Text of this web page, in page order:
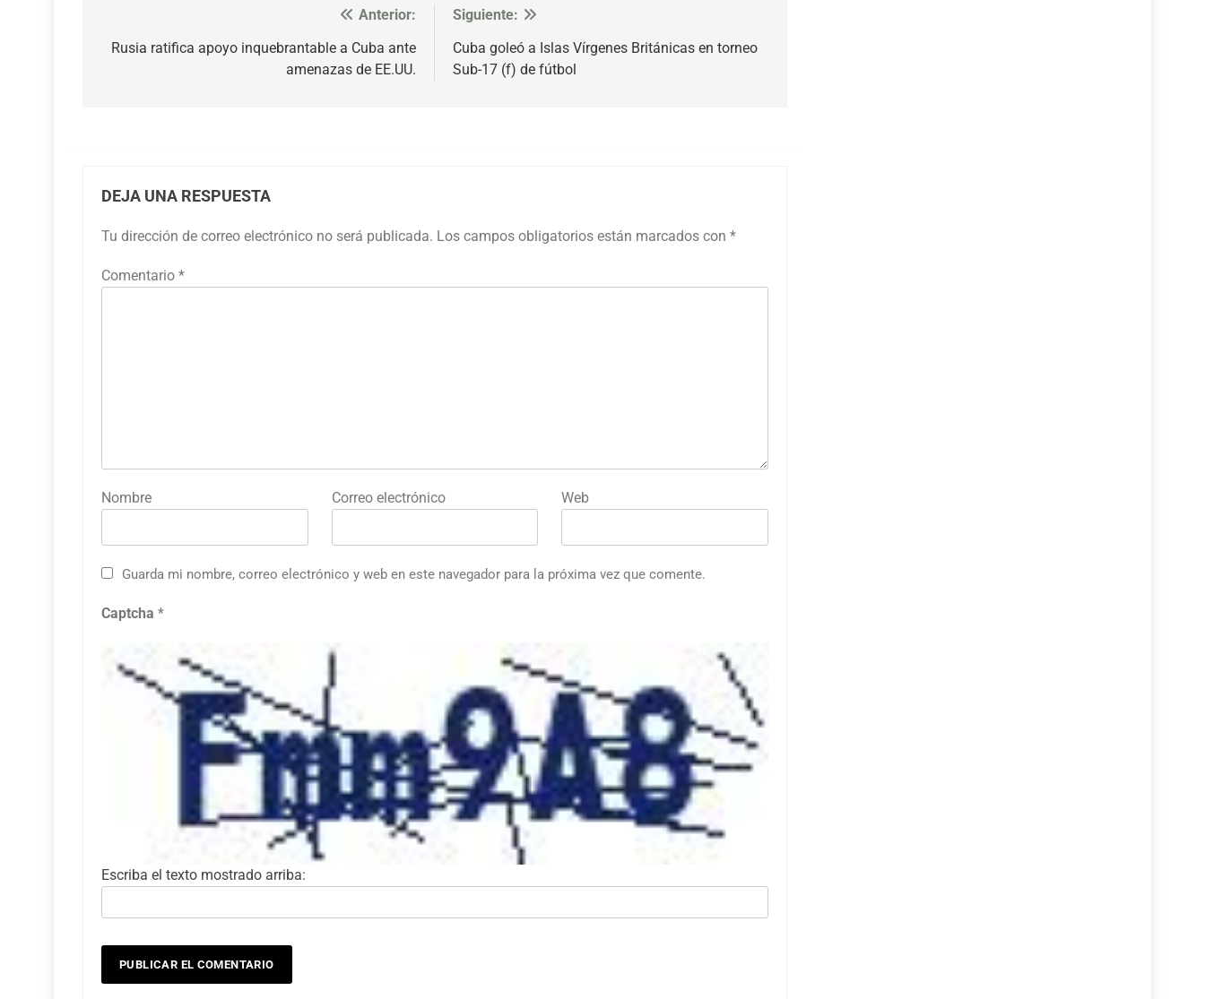
de
Anterior:
Rusia ratifica apoyo inquebrantable a Cuba ante
amenazas de EE.UU.
Siguiente:
Cuba goleó a Islas Vírgenes Británicas en torneo
Sub-17 (f) de fútbol
DEJA UNA RESPUESTA
Tu dirección de correo electrónico no será publicada. Los campos obligatorios están marcados con *
Comentario *
Nombre Correo electrónico Web
Guarda mi nombre, correo electrónico y web en este navegador para la próxima vez que comente.
Captcha *
Escriba el texto mostrado arriba: